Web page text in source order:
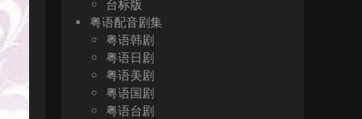
台标版
粤语配音剧集
粤语韩剧
粤语日剧
粤语美剧
粤语国剧
粤语台剧